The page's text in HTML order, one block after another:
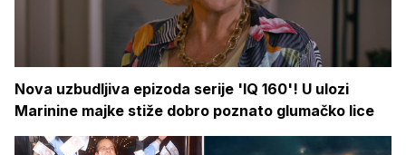
Nova uzbudljiva epizoda serije 'IQ 160'! U ulozi
Marinine majke stiže dobro poznato glumačko lice